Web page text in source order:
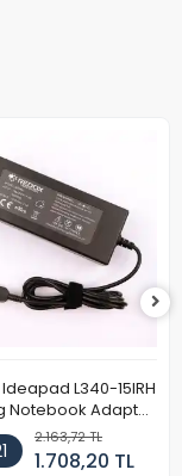
L340-15IRH
Notebook Adaptör
Şarj Aleti (150W)
2.163,72 TL
1.708,20 TL